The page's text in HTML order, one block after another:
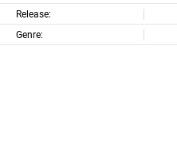
Release:
Genre: